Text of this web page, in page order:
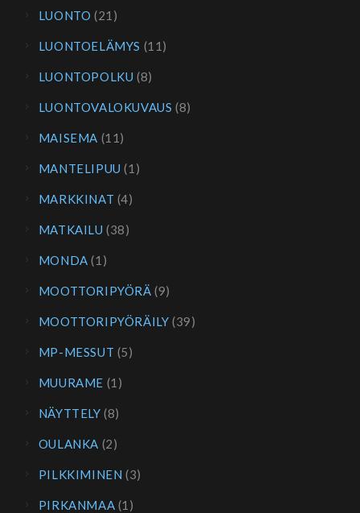
LUONTO (21)
LUONTOELÄMYS (11)
LUONTOPOLKU (8)
LUONTOVALOKUVAUS (8)
MAISEMA (11)
MANTELIPUU (1)
MARKKINAT (4)
MATKAILU (38)
MONDA (1)
MOOTTORIPYÖRÄ (9)
MOOTTORIPYÖRÄILY (39)
MP-MESSUT (5)
MUURAME (1)
NÄYTTELY (8)
OULANKA (2)
PILKKIMINEN (3)
PIRKANMAA (1)